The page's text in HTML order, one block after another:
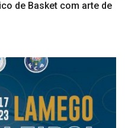
de Basket com arte de